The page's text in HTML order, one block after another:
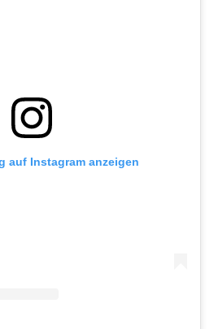
auf Instagram anzeigen